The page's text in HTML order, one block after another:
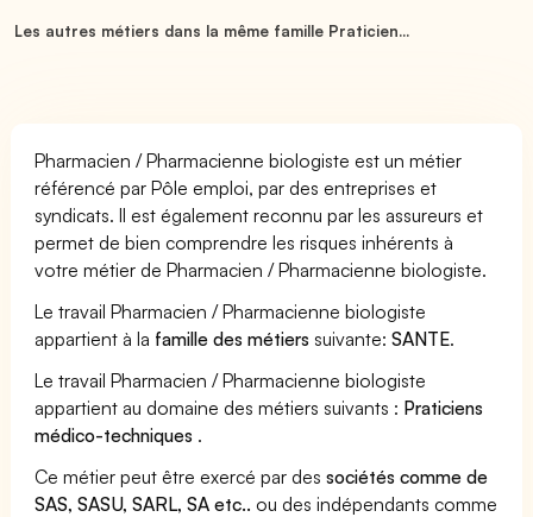
Les autres métiers dans la même famille Praticien...
Pharmacien / Pharmacienne biologiste est un métier
référencé par Pôle emploi, par des entreprises et
syndicats. Il est également reconnu par les assureurs et
permet de bien comprendre les risques inhérents à
votre métier de Pharmacien / Pharmacienne biologiste.
Le travail Pharmacien / Pharmacienne biologiste
appartient à la famille des métiers suivante:SANTE.
Le travail Pharmacien / Pharmacienne biologiste
appartient au domaine des métiers suivants : Praticiens
médico-techniques .
Ce métier peut être exercé par dessociétés comme de
SAS, SASU, SARL, SA etc.. ou des indépendants comme